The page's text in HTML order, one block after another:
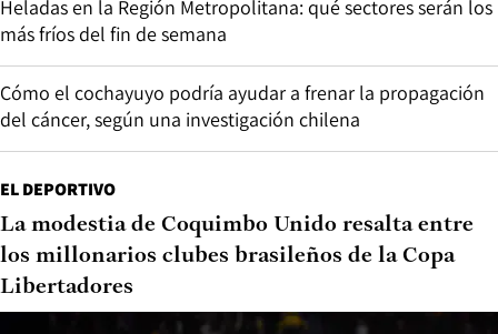
Heladas en la Región Metropolitana: qué sectores serán los
más fríos del fin de semana
Cómo el cochayuyo podría ayudar a frenar la propagación
del cáncer, según una investigación chilena
EL DEPORTIVO
La modestia de Coquimbo Unido resalta entre
los millonarios clubes brasileños de la Copa
Libertadores